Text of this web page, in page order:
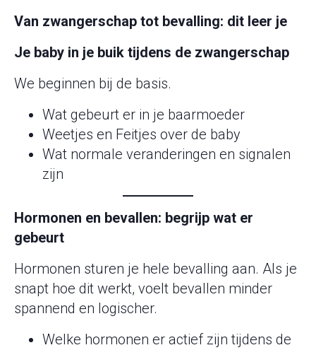
Van zwangerschap tot bevalling: dit leer je
Je baby in je buik tijdens de zwangerschap
We beginnen bij de basis.
Wat gebeurt er in je baarmoeder
Weetjes en Feitjes over de baby
Wat normale veranderingen en signalen
zijn
Hormonen en bevallen: begrijp wat er
gebeurt
Hormonen sturen je hele bevalling aan. Als je
snapt hoe dit werkt, voelt bevallen minder
spannend en logischer.
Welke hormonen er actief zijn tijdens de